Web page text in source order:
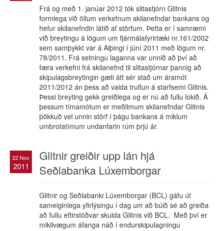
Frá og með 1. janúar 2012 tók slitastjórn Glitnis
formlega við öllum verkefnum skilanefndar bankans og
hefur skilanefndin látið af störfum. Þetta er í samræmi
við breytingu á lögum um fjármálafyrirtæki nr.161/2002
sem samþykkt var á Alþingi í júní 2011 með lögum nr.
78/2011. Frá setningu laganna var unnið að því að
færa verkefni frá skilanefnd til slitastjórnar þannig að
skipulagsbreytingin gæti átt sér stað um áramót
2011/2012 án þess að valda truflun á starfsemi Glitnis.
Þessi breyting gekk greiðlega og er nú að fullu lokið. Á
þessum tímamótum er meðlimum skilanefndar Glitnis
þökkuð vel unnin störf í þágu bankans á miklum
umbrotatímum undanfarin rúm þrjú ár.
22 Nov
2011
Glitnir greiðir upp lán hjá
Seðlabanka Lúxemborgar
Glitnir og Seðlabanki Lúxemborgar (BCL) gáfu út
sameiginlega yfirlýsingu í dag um að búið sé að greiða
að fullu eftirstöðvar skulda Glitnis við BCL. Með því er
mikilvægum áfanga náð í endurskipulagningu